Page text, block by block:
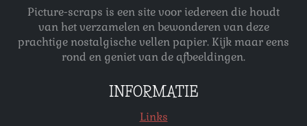
Picture-scraps is een site voor iedereen die houdt
van het verzamelen en bewonderen van deze
prachtige nostalgische vellen papier. Kijk maar eens
rond en geniet van de afbeeldingen.
INFORMATIE
Links